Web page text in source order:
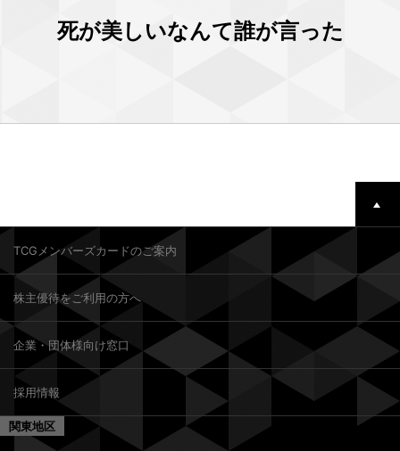
死が美しいなんて誰が言った
TCGメンバーズカードのご案内
株主優待をご利用の方へ
企業・団体様向け窓口
採用情報
関東地区